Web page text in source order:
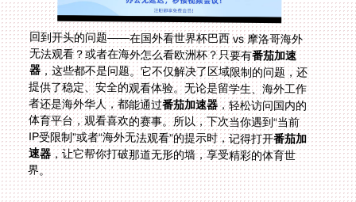
回到开头的问题——在国外看世界杯巴西 vs 摩洛哥海外
无法观看？或者在海外怎么看欧洲杯？只要有番茄加速
器，这些都不是问题。它不仅解决了区域限制的问题，还
提供了稳定、安全的观看体验。无论是留学生、海外工作
者还是海外华人，都能通过番茄加速器，轻松访问国内的
体育平台，观看喜欢的赛事。所以，下次当你遇到“当前
IP受限制”或者“海外无法观看”的提示时，记得打开番茄加
速器，让它帮你打破那道无形的墙，享受精彩的体育世
界。